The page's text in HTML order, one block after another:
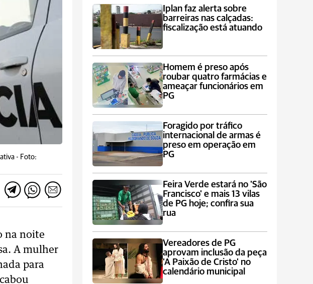
- Foto:
na noite
A mulher
para
Iplan faz alerta sobre
barreiras nas calçadas:
fiscalização está atuando
Homem é preso após
roubar quatro farmácias e
ameaçar funcionários em
PG
Foragido por tráfico
internacional de armas é
preso em operação em
PG
Feira Verde estará no 'São
Francisco' e mais 13 vilas
de PG hoje; confira sua
rua
Vereadores de PG
aprovam inclusão da peça
'A Paixão de Cristo' no
calendário municipal